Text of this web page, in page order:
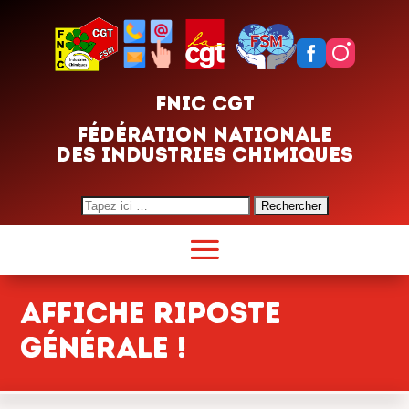
FNIC CGT
FÉDÉRATION NATIONALE
DES INDUSTRIES CHIMIQUES
Search
for:
AFFICHE RIPOSTE
GÉNÉRALE !